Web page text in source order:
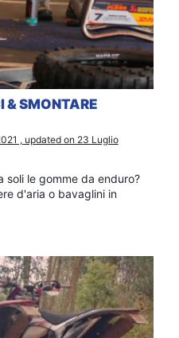
& SMONTARE
, updated on 23 Luglio
soli le gomme da enduro?
d'aria o bavaglini in